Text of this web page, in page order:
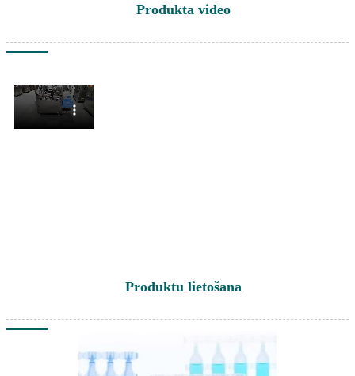
Produkta video
Produktu lietošana